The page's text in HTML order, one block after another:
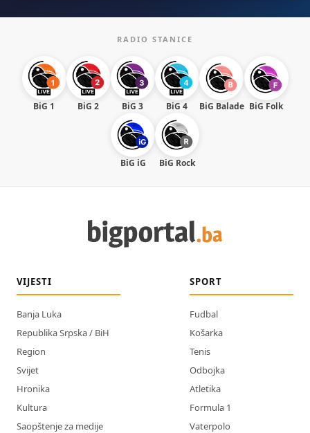
RADIO STANICE
BiG 1 BiG 2 BiG 3 BiG 4 BiG Balade BiG Folk
BiG iG BiG Rock
VIJESTI
Banja Luka
Republika Srpska / BiH
Region
Svijet
Hronika
Kultura
Saopštenje za medije
SPORT
Fudbal
Košarka
Tenis
Odbojka
Atletika
Formula 1
Vaterpolo